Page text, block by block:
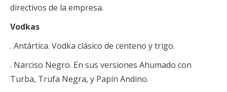
directivos de la empresa.
Vodkas
. Antártica. Vodka clásico de centeno y trigo.
. Narciso Negro. En sus versiones Ahumado con
Turba, Trufa Negra, y Papín Andino.